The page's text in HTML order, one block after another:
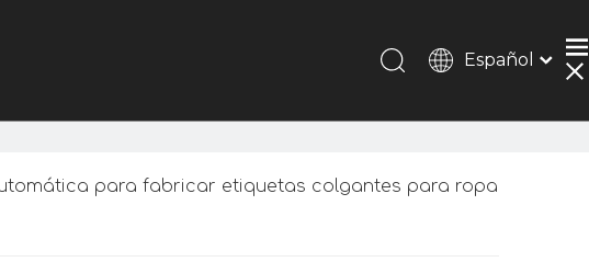
Español
Pусский
简体中文
para fabricar etiquetas colgantes para ropa